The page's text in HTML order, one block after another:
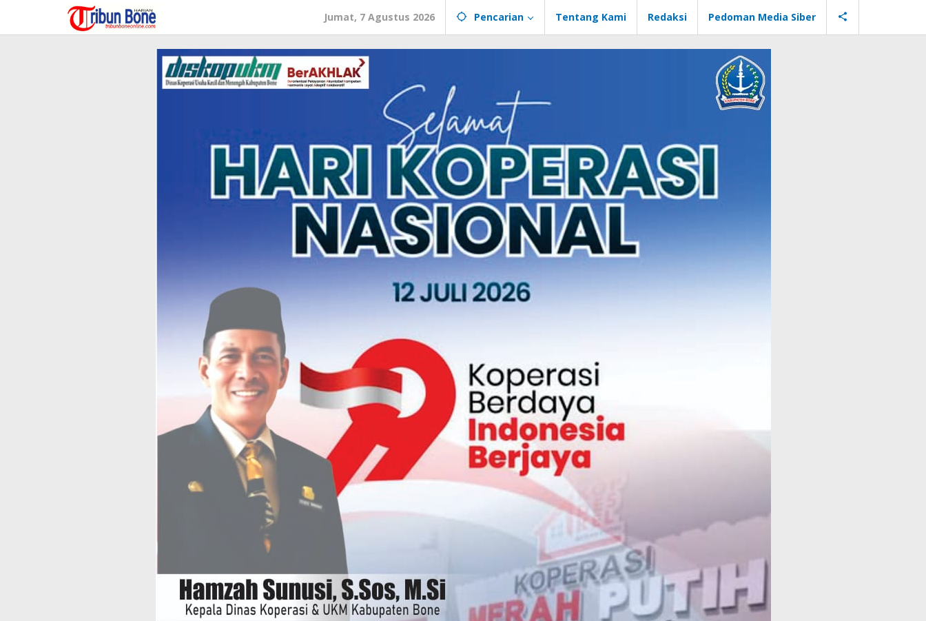
konten
Jumat, 7 Agustus 2026 Pencarian Tentang Kami Redaksi Pedoman Media Siber